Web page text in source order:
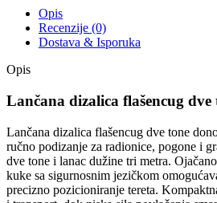
Opis
Recenzije (0)
Dostava & Isporuka
Opis
Lančana dizalica flašencug dve
Lančana dizalica flašencug dve tone
ručno podizanje za radionice, pogone i
dve tone i lanac dužine tri metra.
kuke sa sigurnosnim jezičkom
precizno pozicioniranje tereta.